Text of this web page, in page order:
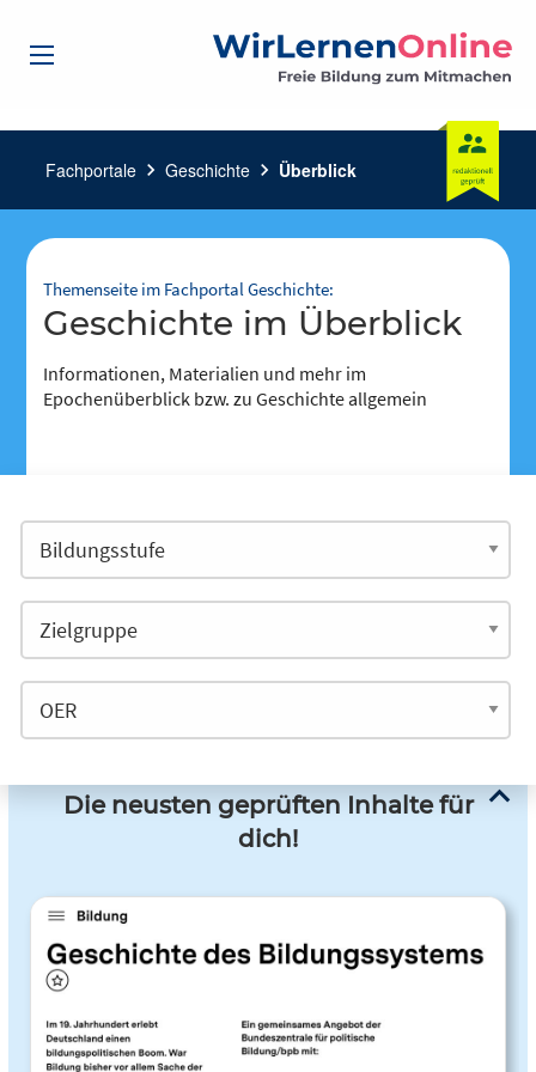
Fachportale chevron_right Geschichte chevron_right Überblick
Themenseite im Fachportal Geschichte:
Geschichte im Überblick
Informationen, Materialien und mehr im
Epochenüberblick bzw. zu Geschichte allgemein
Die neusten geprüften Inhalte für
dich!